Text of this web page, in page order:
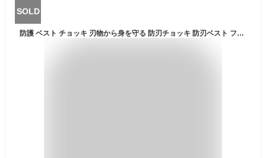
SOLD
防護 ベスト チョッキ 刃物から身を守る 防刃チョッキ 防刃ベスト フリーサイズ 切れない 保護ベスト 防犯 警備 警護 護身 セキュリティガード ボディガード